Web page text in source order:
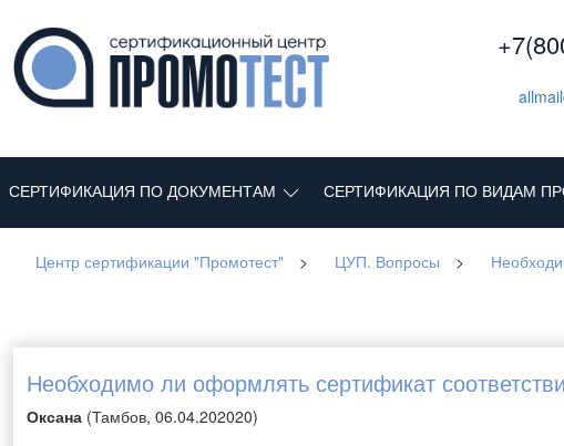
СЕРТИФИКАЦИЯ ПО ДОКУМЕНТАМ СЕРТИФИКАЦИЯ ПО ВИДАМ
Центр сертификации "Промотест" > ЦУП. Вопросы >
Необходимо ли оформлять сертификат
Оксана (Тамбов, 06.04.202020)